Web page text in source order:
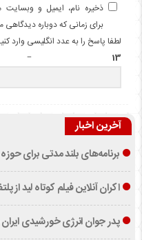
ذخیره نام، ایمیل و وبسایت
برای زمانی که دوباره
لطفا پاسخ را به عدد انگلیسی وارد
13 − 11 =
آخرین اخبار
برنامه‌های بلند مدتی برای
اکران آنلاین فیلم کوتاه لید از
پدر جوان انرژی خورشیدی